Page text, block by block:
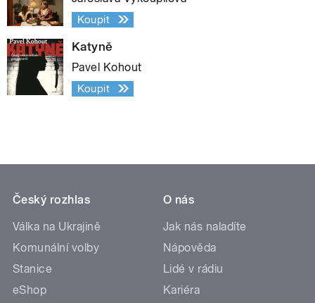
Koupit
Katyně
Pavel Kohout
Koupit
Český rozhlas
Válka na Ukrajině
Komunální volby
Stanice
eShop
O nás
Jak nás naladíte
Nápověda
Lidé v rádiu
Kariéra